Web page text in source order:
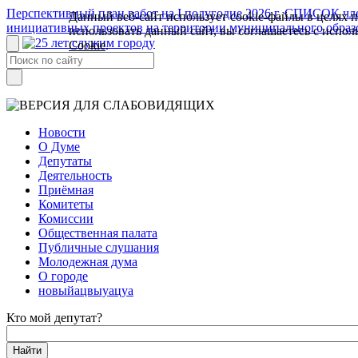
Перспективный план работ на I полугодие 2026 г. СПИСОК
инициативных проектов на территории муниципального
Новости
О Думе
Депутаты
Деятельность
Приёмная
Комитеты
Комиссии
Общественная палата
Публичные слушания
Молодежная дума
О городе
новыйацвыуацуа
Кто мой депутат?
Данный веб-сайт использует cookie-файлы в целях
использовать данный сайт, вы соглашаетесь с
Cookie.